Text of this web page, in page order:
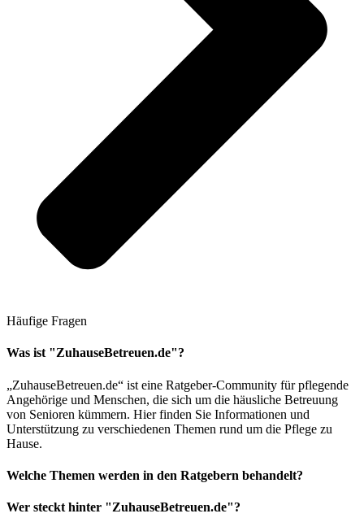
Häufige Fragen
Was ist "ZuhauseBetreuen.de"?
„ZuhauseBetreuen.de“ ist eine Ratgeber-Community für pflegende
Angehörige und Menschen, die sich um die häusliche Betreuung
von Senioren kümmern. Hier finden Sie Informationen und
Unterstützung zu verschiedenen Themen rund um die Pflege zu
Hause.
Welche Themen werden in den Ratgebern behandelt?
Wer steckt hinter "ZuhauseBetreuen.de"?